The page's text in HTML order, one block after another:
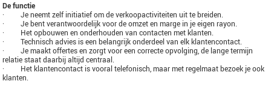
De functie
· Je neemt zelf initiatief om de verkoopactiviteiten uit te breiden.
· Je bent verantwoordelijk voor de omzet en marge in je eigen rayon.
· Het opbouwen en onderhouden van contacten met klanten.
· Technisch advies is een belangrijk onderdeel van elk klantencontact.
· Je maakt offertes en zorgt voor een correcte opvolging, de lange termijn
relatie staat daarbij altijd centraal.
· Het klantencontact is vooral telefonisch, maar met regelmaat bezoek je ook
klanten.